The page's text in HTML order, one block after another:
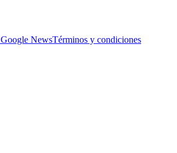
Google NewsTérminos y condiciones